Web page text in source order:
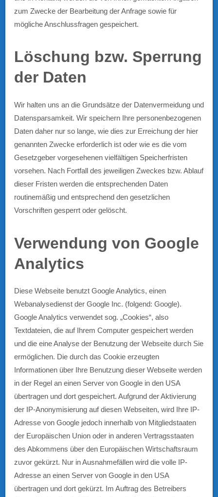
zum Zwecke der Bearbeitung der Anfrage sowie für
mögliche Anschlussfragen gespeichert.
Löschung bzw. Sperrung
der Daten
Wir halten uns an die Grundsätze der Datenvermeidung und
Datensparsamkeit. Wir speichern Ihre personenbezogenen
Daten daher nur so lange, wie dies zur Erreichung der hier
genannten Zwecke erforderlich ist oder wie es die vom
Gesetzgeber vorgesehenen vielfältigen Speicherfristen
vorsehen. Nach Fortfall des jeweiligen Zweckes bzw. Ablauf
dieser Fristen werden die entsprechenden Daten
routinemäßig und entsprechend den gesetzlichen
Vorschriften gesperrt oder gelöscht.
Verwendung von Google
Analytics
Diese Webseite benutzt Google Analytics, einen
Webanalysedienst der Google Inc. (folgend: Google).
Google Analytics verwendet sog. „Cookies“, also
Textdateien, die auf Ihrem Computer gespeichert werden
und die eine Analyse der Benutzung der Webseite durch Sie
ermöglichen. Die durch das Cookie erzeugten
Informationen über Ihre Benutzung dieser Webseite werden
in der Regel an einen Server von Google in den USA
übertragen und dort gespeichert. Aufgrund der Aktivierung
der IP-Anonymisierung auf diesen Webseiten, wird Ihre IP-
Adresse von Google jedoch innerhalb von Mitgliedstaaten
der Europäischen Union oder in anderen Vertragsstaaten
des Abkommens über den Europäischen Wirtschaftsraum
zuvor gekürzt. Nur in Ausnahmefällen wird die volle IP-
Adresse an einen Server von Google in den USA
übertragen und dort gekürzt. Im Auftrag des Betreibers